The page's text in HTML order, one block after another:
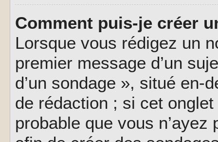
Comment puis-je créer
Lorsque vous rédigez un
premier message d’un
d’un sondage », situé en-
de rédaction ; si cet
probable que vous